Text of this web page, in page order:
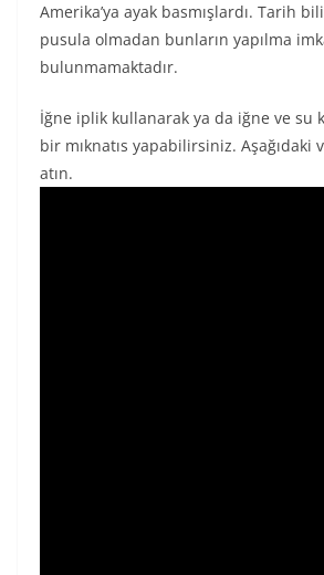
Amerika’ya ayak basmışlardı. Tarih
pusula olmadan bunların yapılma
bulunmamaktadır.
İğne iplik kullanarak ya da iğne ve su
bir mıknatıs yapabilirsiniz. Aşağıdaki
atın.